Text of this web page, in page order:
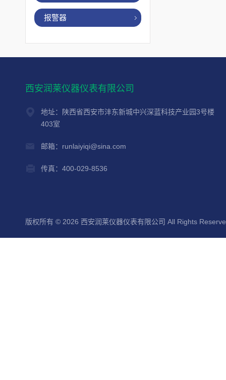
报警器
西安润莱仪器仪表有限公司
地址：陕西省西安市沣东新城中兴深蓝科技产业园3号楼
403室
邮箱：runlaiyiqi@sina.com
传真：400-029-8536
版权所有 © 2026 西安润莱仪器仪表有限公司 All Rights